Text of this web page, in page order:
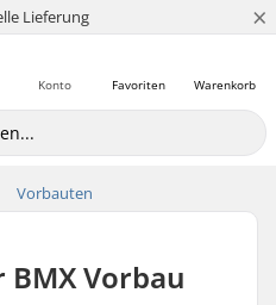
Lieferung
Kunden ×
Warenkorb
Favoriten
Konto
Vorbauten
Vorbau